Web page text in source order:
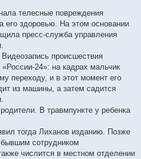
телесные повреждения
его здоровью. На этом основании
пресс-служба управления
происшествия
24»: на кадрах мальчик
переходу, и в этот момент его
из машины, а затем садится
В травмпункте у ребенка
тогда Лиханов изданию. Позже
бывшим сотрудником
числится в местном отделении